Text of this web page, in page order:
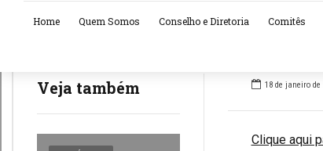
Home Quem Somos Conselho e Diretoria Comitês
Veja também 18 de janeiro de
Clique aqui